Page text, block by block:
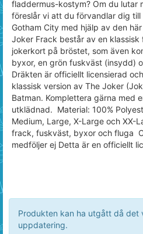
fladdermus-kostym? Om du lutar
föreslår vi att du förvandlar dig
Gotham City med hjälp av den
Joker Frack består av en
jokerkort på bröstet, som även
byxor, en grön fuskväst (insydd)
Dräkten är officiellt licensierad
klassisk version av The Joker
Batman. Komplettera gärna med
utklädnad. Material: 100%
Medium, Large, X-Large och XX-
frack, fuskväst, byxor och fluga
medföljer ej Detta är en officiellt
Produkten kan ha utgått då det
uppdatering.